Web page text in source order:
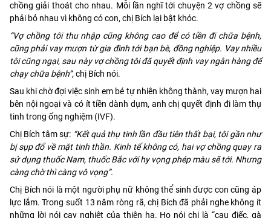
chồng giải thoát cho nhau. Mỗi lần nghĩ tới chuyện 2 vợ chồng sẽ
phải bỏ nhau vì không có con, chị Bích lại bật khóc.
“Vợ chồng tôi thu nhập cũng không cao để có tiền đi chữa bệnh,
cũng phải vay mượn từ gia đình tới bạn bè, đồng nghiệp. Vay nhiều
tôi cũng ngại, sau này vợ chồng tôi đã quyết định vay ngân hàng để
chạy chữa bệnh”,chị Bích nói.
Sau khi chờ đợi việc sinh em bé tự nhiên không thành, vay mượn hai
bên nội ngoại và có ít tiền dành dụm, anh chị quyết định đi làm thụ
tinh trong ống nghiệm (IVF).
Chị Bích tâm sự: “Kết quả thụtinh lần đầu tiên thất bại, tôi gần như
bịsụp đổvề mặt tinh thần. Kinh tế không có, hai vợ chồng quay ra
sử dụng thuốc Nam, thuốc Bắc với hy vọng phép màu sẽ tới. Nhưng
càng chờ thì càng vô vọng“.
Chị Bích nói là một người phụ nữ không thể sinh được con cũng áp
lực lắm. Trong suốt 13 năm ròng rã, chị Bích đã phải nghe không ít
những lời nói cay nghiệt của thiên hạ. Họ nói chị là “cau điếc, gà